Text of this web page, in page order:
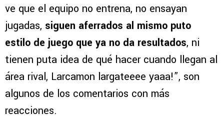
ve que el equipo no entrena, no ensayan
jugadas, siguen aferrados al mismo puto
estilo de juego que ya no da resultados, ni
tienen puta idea de qué hacer cuando llegan al
área rival, Larcamon largateeee yaaa!”, son
algunos de los comentarios con más
reacciones.